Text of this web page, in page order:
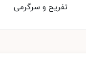
تفریح و سرگرمی